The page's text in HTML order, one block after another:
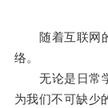
随着互联网的
络。
无论是日常学
为我们不可缺少